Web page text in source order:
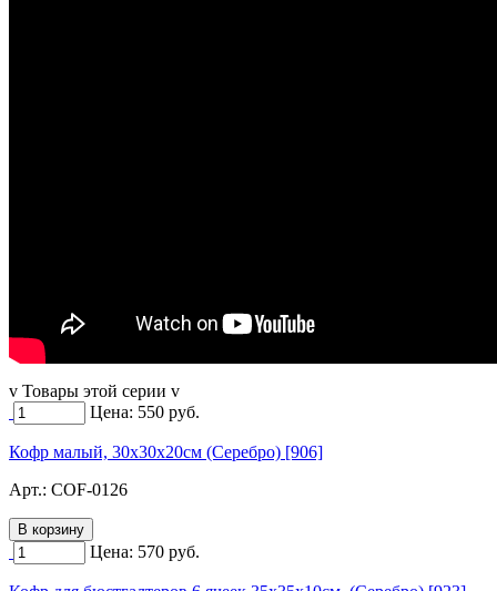
v Товары этой серии v
Цена: 550 руб.
Кофр малый, 30х30х20см (Серебро) [906]
Арт.: COF-0126
Цена: 570 руб.